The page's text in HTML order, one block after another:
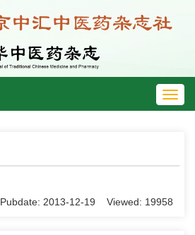
Pubdate: 2013-12-19 Viewed: 19958